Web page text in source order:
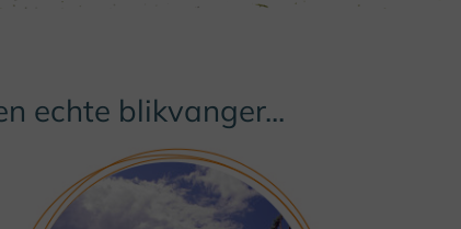
echte blikvanger...